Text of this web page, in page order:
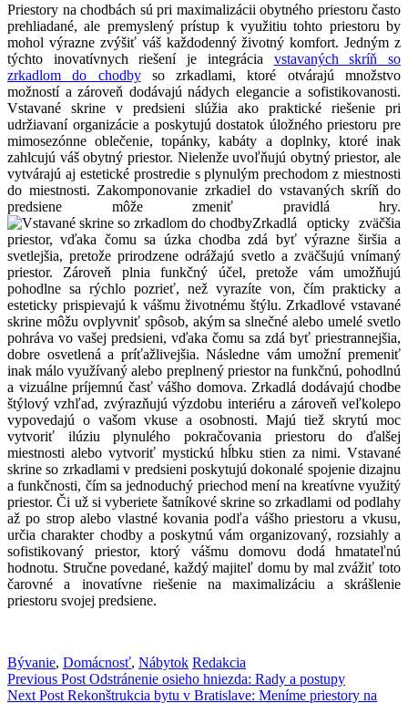
Priestory na chodbách sú pri maximalizácii obytného priestoru často
prehliadané, ale premyslený prístup k využitiu tohto priestoru by
mohol výrazne zvýšiť váš každodenný životný komfort. Jedným z
týchto inovatívnych riešení je integrácia vstavaných skríň so
zrkadlom do chodbyso zrkadlami, ktoré otvárajú množstvo
možností a zároveň dodávajú nádych elegancie a sofistikovanosti.
Vstavané skrine v predsieni slúžia ako praktické riešenie pri
udržiavaní organizácie a poskytujú dostatok úložného priestoru pre
mimosezónne oblečenie, topánky, kabáty a doplnky, ktoré inak
zahlcujú váš obytný priestor. Nielenže uvoľňujú obytný priestor, ale
vytvárajú aj estetické prostredie s plynulým prechodom z miestnosti
do miestnosti. Zakomponovanie zrkadiel do vstavaných skríň do
predsiene môže zmeniť pravidlá hry.
Zrkadlá opticky zväčšia
priestor, vďaka čomu sa úzka chodba zdá byť výrazne širšia a
svetlejšia, pretože prirodzene odrážajú svetlo a zväčšujú vnímaný
priestor. Zároveň plnia funkčný účel, pretože vám umožňujú
pohodlne sa rýchlo pozrieť, než vyrazíte von, čím prakticky a
esteticky prispievajú k vášmu životnému štýlu. Zrkadlové vstavané
skrine môžu ovplyvniť spôsob, akým sa slnečné alebo umelé svetlo
pohráva vo vašej predsieni, vďaka čomu sa zdá byť priestrannejšia,
dobre osvetlená a príťažlivejšia. Následne vám umožní premeniť
inak málo využívaný alebo preplnený priestor na funkčnú, pohodlnú
a vizuálne príjemnú časť vášho domova. Zrkadlá dodávajú chodbe
štýlový vzhľad, zvýrazňujú výzdobu interiéru a zároveň veľkolepo
vypovedajú o vašom vkuse a osobnosti. Majú tiež skrytú moc
vytvoriť ilúziu plynulého pokračovania priestoru do ďalšej
miestnosti alebo vytvoriť mystickú hĺbku stien za nimi. Vstavané
skrine so zrkadlami v predsieni poskytujú dokonalé spojenie dizajnu
a funkčnosti, čím sa jednoduchý priechod mení na kreatívne využitý
priestor. Či už si vyberiete šatníkové skrine so zrkadlami od podlahy
až po strop alebo vlastné kovania podľa vášho priestoru a vkusu,
určia charakter chodby a poskytnú vám organizovaný, rozsiahly a
sofistikovaný priestor, ktorý vášmu domovu dodá hmatateľnú
hodnotu. Stručne povedané, každý majiteľ domu by mal zvážiť toto
čarovné a inovatívne riešenie na maximalizáciu a skrášlenie
priestoru svojej predsiene.
Categories:
Bývanie, Domácnosť, Nábytok Author:
Redakcia
Navigácia
Previous Post Odstránenie osieho hniezda: Rady a postupy
Next Post Rekonštrukcia bytu v Bratislave: Meníme priestory na